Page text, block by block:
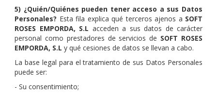
5) ¿Quién/Quiénes pueden tener acceso a sus Datos
Personales? Esta fila explica qué terceros ajenos a SOFT
ROSES EMPORDA, S.L acceden a sus datos de carácter
personal como prestadores de servicios de SOFT ROSES
EMPORDA, S.L y qué cesiones de datos se llevan a cabo.
La base legal para el tratamiento de sus Datos Personales
puede ser:
- Su consentimiento;